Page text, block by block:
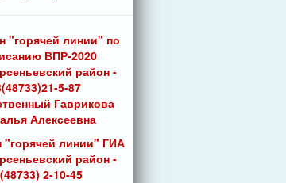
"горячей линии" по
ВПР-2020
район -
5-87
Гаврикова
Алексеевна
"горячей линии" ГИА
район -
2-10-45